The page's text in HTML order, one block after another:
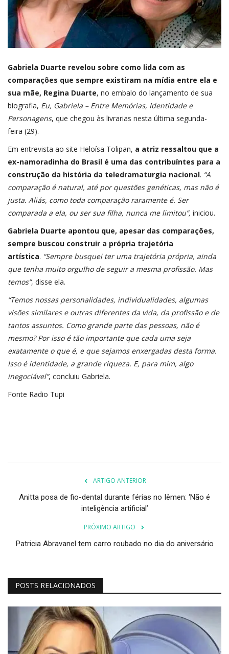
Gabriela Duarte revelou sobre como lida com as
comparações que sempre existiram na mídia entre ela e
sua mãe, Regina Duarte, no embalo do lançamento de sua
biografia, Eu, Gabriela – Entre Memórias, Identidade e
Personagens, que chegou às livrarias nesta última segunda-
feira (29).
Em entrevista ao site Heloísa Tolipan, a atriz ressaltou que a
ex-namoradinha do Brasil é uma das contribuíntes para a
construção da história da teledramaturgia nacional. “A
comparação é natural, até por questões genéticas, mas não é
justa. Aliás, como toda comparação raramente é. Ser
comparada a ela, ou ser sua filha, nunca me limitou”, iniciou.
Gabriela Duarte apontou que, apesar das comparações,
sempre buscou construir a própria trajetória
artística. “Sempre busquei ter uma trajetória própria, ainda
que tenha muito orgulho de seguir a mesma profissão. Mas
temos”, disse ela.
“Temos nossas personalidades, individualidades, algumas
visões similares e outras diferentes da vida, da profissão e de
tantos assuntos. Como grande parte das pessoas, não é
mesmo? Por isso é tão importante que cada uma seja
exatamente o que é, e que sejamos enxergadas desta forma.
Isso é identidade, a grande riqueza. E, para mim, algo
inegociável”, concluiu Gabriela.
Fonte Radio Tupi
ARTIGO ANTERIOR
Anitta posa de fio-dental durante férias no Iêmen: ‘Não é
inteligência artificial’
PRÓXIMO ARTIGO
Patricia Abravanel tem carro roubado no dia do aniversário
POSTS RELACIONADOS